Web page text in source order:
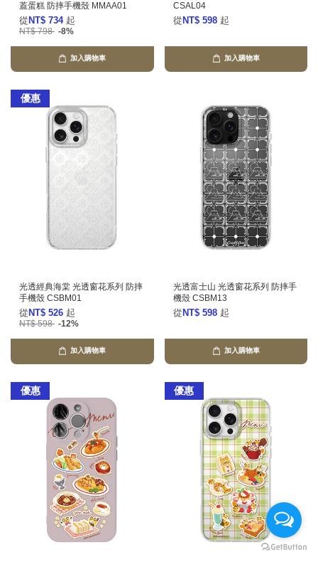
蓋蛋糕 防摔手機殼 MMAA01
從 NT$ 734 起
NT$ 798 -8%
加入購物車
CSAL04
從 NT$ 598 起
加入購物車
優惠
光透經典海棠 光透窗花系列 防摔
手機殼 CSBM01
從 NT$ 526 起
NT$ 598 -12%
加入購物車
光透富士山 光透窗花系列 防摔手
機殼 CSBM13
從 NT$ 598 起
加入購物車
優惠 優惠